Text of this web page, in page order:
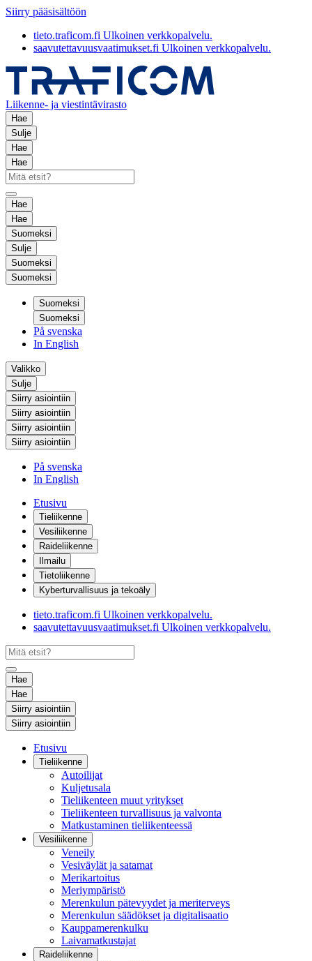
Siirry pääsisältöön
tieto.traficom.fi Ulkoinen verkkopalvelu.
saavutettavuusvaatimukset.fi Ulkoinen verkkopalvelu.
Liikenne- ja viestintävirasto
Hae
Sulje
Hae
Hae
Hae
Hae
Suomeksi
Sulje
Suomeksi
Suomeksi
Suomeksi
Suomeksi
På svenska
In English
Valikko
Sulje
Siirry asiointiin
Siirry asiointiin
Siirry asiointiin
Siirry asiointiin
På svenska
In English
Etusivu
Tieliikenne
Vesiliikenne
Raideliikenne
Ilmailu
Tietoliikenne
Kyberturvallisuus ja tekoäly
tieto.traficom.fi Ulkoinen verkkopalvelu.
saavutettavuusvaatimukset.fi Ulkoinen verkkopalvelu.
Hae
Hae
Siirry asiointiin
Siirry asiointiin
Etusivu
Tieliikenne
Autoilijat
Kuljetusala
Tieliikenteen muut yritykset
Tieliikenteen turvallisuus ja valvonta
Matkustaminen tieliikenteessä
Vesiliikenne
Veneily
Vesiväylät ja satamat
Merikartoitus
Meriympäristö
Merenkulun pätevyydet ja meriterveys
Merenkulun säädökset ja digitalisaatio
Kauppamerenkulku
Laivamatkustajat
Raideliikenne